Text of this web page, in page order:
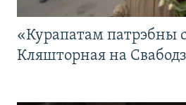
«Курапатам патрэбны
Кляшторная на